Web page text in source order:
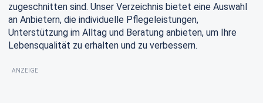
zugeschnitten sind. Unser Verzeichnis bietet eine Auswahl
an Anbietern, die individuelle Pflegeleistungen,
Unterstützung im Alltag und Beratung anbieten, um Ihre
Lebensqualität zu erhalten und zu verbessern.
ANZEIGE